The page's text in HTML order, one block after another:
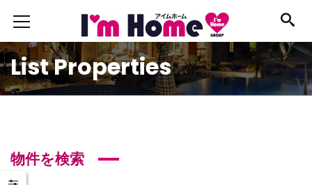
List Properties
物件を検索